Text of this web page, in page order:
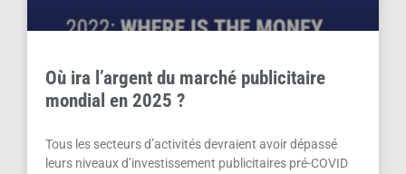
Où ira l’argent du marché publicitaire
mondial en 2025 ?
Tous les secteurs d’activités devraient avoir dépassé
leurs niveaux d’investissement publicitaires pré-COVID